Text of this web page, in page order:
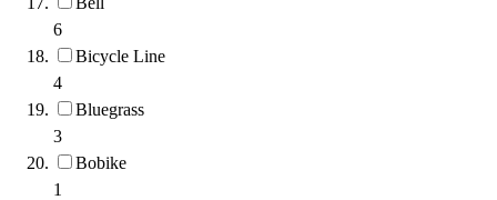
6
Bicycle Line
4
Bluegrass
3
Bobike
1